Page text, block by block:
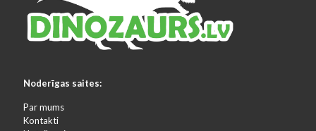
Noderīgas saites:
Par mums
Kontakti